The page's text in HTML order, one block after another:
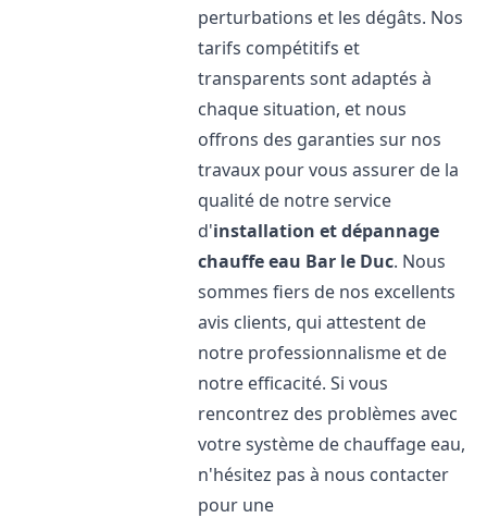
perturbations et les dégâts. Nos
tarifs compétitifs et
transparents sont adaptés à
chaque situation, et nous
offrons des garanties sur nos
travaux pour vous assurer de la
qualité de notre service
d'installation et dépannage
chauffe eau Bar le Duc. Nous
sommes fiers de nos excellents
avis clients, qui attestent de
notre professionnalisme et de
notre efficacité. Si vous
rencontrez des problèmes avec
votre système de chauffage eau,
n'hésitez pas à nous contacter
pour une